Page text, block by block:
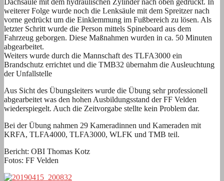
weiterer Folge wurde noch die Lenksäule mit dem Spreitzer nach
vorne gedrückt um die Einklemmung im Fußbereich zu lösen. Als
letzter Schritt wurde die Person mittels Spineboard aus dem
Fahrzeug geborgen. Diese Maßnahmen wurden in ca. 50 Minuten
abgearbeitet.
Weiters wurde durch die Mannschaft des TLFA3000 ein
Brandschutz errichtet und die TMB32 übernahm die Ausleuchtung
der Unfallstelle
Aus Sicht des Übungsleiters wurde die Übung sehr professionell
abgearbeitet was den hohen Ausbildungsstand der FF Velden
wiederspiegelt. Auch die Zeitvorgabe stellte kein Problem dar.
Bei der Übung nahmen 29 Kameradinnen und Kameraden mit
KRFA, TLFA4000, TLFA3000, WLFK und TMB teil.
Bericht: OBI Thomas Kotz
Fotos: FF Velden